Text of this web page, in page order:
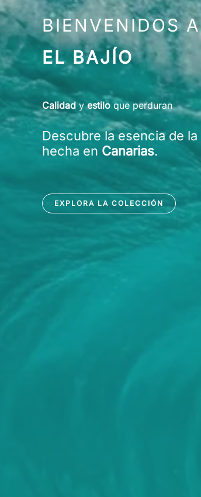
BIENVENIDOS A
EL BAJÍO
Calidad yestilo que perduran
Descubre la esencia de la
hecha en Canarias.
EXPLORA LA COLECCIÓN